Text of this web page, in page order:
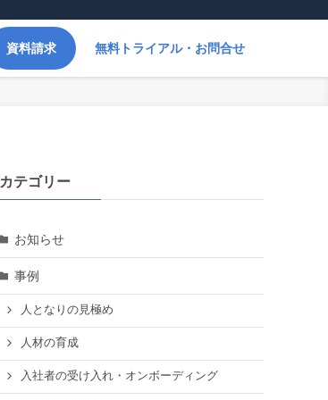
資料請求 無料トライアル・お問合せ
カテゴリー
お知らせ
事例
人となりの見極め
人材の育成
入社者の受け入れ・オンボーディング